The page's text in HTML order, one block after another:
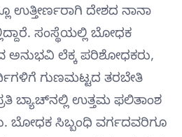
ಉತ್ತೀರ್ಣರಾಗಿ ದೇಶದ ನಾನಾ
ಸಂಸ್ಥೆಯಲ್ಲಿ ಬೋಧಕ
ಅನುಭವಿ ಲೆಕ್ಕ ಪರಿಶೋಧಕರು,
ಗುಣಮಟ್ಟದ ತರಬೇತಿ
ಬ್ಯಾಚ್‌ನಲ್ಲಿ ಉತ್ತಮ ಫಲಿತಾಂಶ
ಬೋಧಕ ಸಿಬ್ಬಂಧಿ ವರ್ಗದವರಿಗೂ